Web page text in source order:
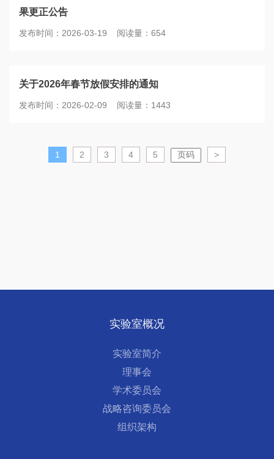
果更正公告
发布时间：2026-03-19 阅读量：654
关于2026年春节放假安排的通知
发布时间：2026-02-09 阅读量：1443
1 2 3 4 5 >
实验室概况
实验室简介
理事会
学术委员会
战略咨询委员会
组织架构